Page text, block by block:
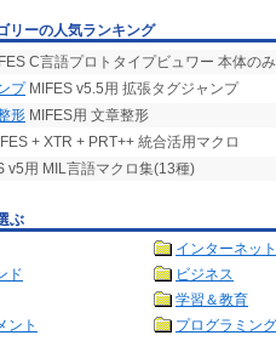
リーの人気ランキング
C言語プロトタイプビュワー 本体のみ
プMIFES v5.5用 拡張タグジャンプ
形 MIFES用 文章整形
+ XTR + PRT++ 統合活用マクロ
v5用 MIL言語マクロ集(13種)
ぶ
インターネッ
ド
ビジネス
学習＆教育
ント
プログラミング